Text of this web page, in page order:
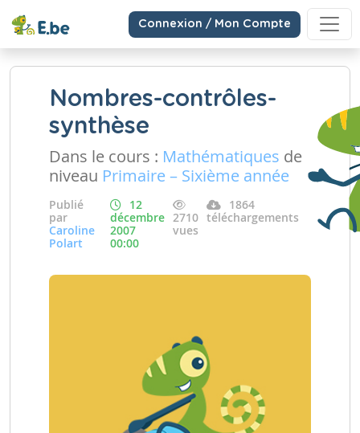
Connexion / Mon Compte
Nombres-contrôles-
synthèse
Dans le cours : Mathématiques de
niveau Primaire – Sixième année
Publié
par
Caroline
Polart
12
décembre
2007
00:00
2710
vues
1864
téléchargements